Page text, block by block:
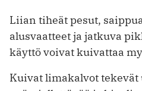
Liian tiheät pesut,
alusvaatteet ja jatkuva
käyttö voivat kuivattaa
Kuivat limakalvot